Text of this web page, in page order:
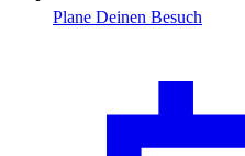
Plane Deinen Besuch